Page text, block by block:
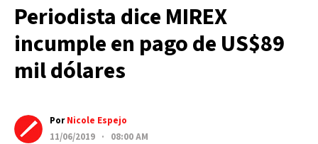
Periodista dice MIREX
incumple en pago de US$89
mil dólares
PorNicole Espejo
11/06/2019 · 08:00 AM